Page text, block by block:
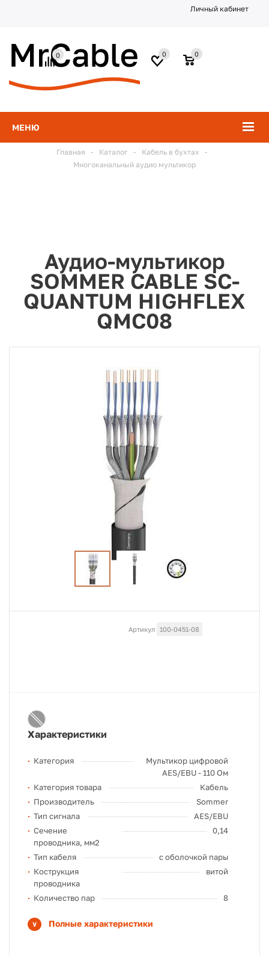
Личный кабинет
МЕНЮ
0
0
0
Главная - Каталог - Кабель в бухтах
-
Многоканальный аудио мультикор
Аудио-мультикор
SOMMER CABLE SC-
QUANTUM HIGHFLEX
QMC08
Артикул 100-0451-08
Характеристики
Категория
Мультикор цифровой
AES/EBU - 110 Ом
Категория товара
Кабель
Производитель
Sommer
Тип сигнала
AES/EBU
Сечение
проводника, мм2
0,14
Тип кабеля
с оболочкой пары
Кострукция
проводника
витой
Количество пар 8
Полные характеристики